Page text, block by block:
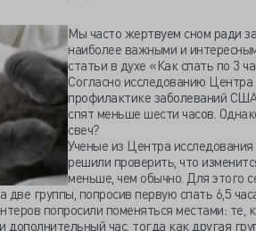
Мы часто жертвуем сном ради
наиболее важными и
статьи в духе «Как спать по 3
Согласно исследованию
профилактике заболеваний
спят меньше шести часов.
свеч?
Ученые из Центра
решили проверить, что
меньше, чем обычно. Для этого
две группы, попросив первую спать 6,5
попросили поменяться местами: те,
дополнительный час, тогда как другая